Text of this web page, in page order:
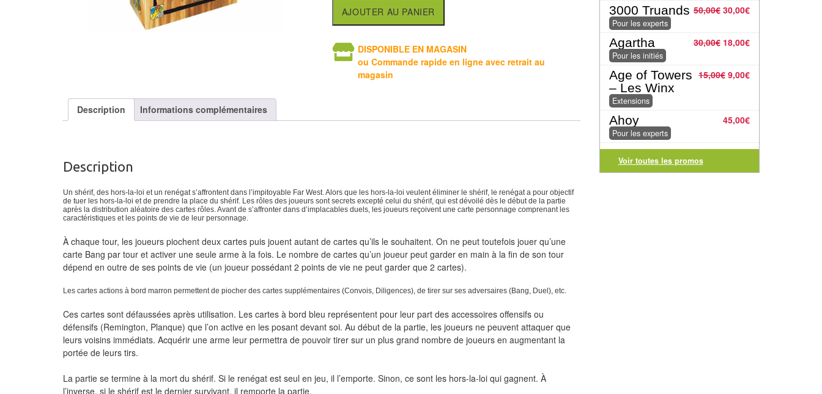
AJOUTER AU PANIER
DISPONIBLE EN MAGASIN
ou Commande rapide en ligne avec retrait au
magasin
Description Informations complémentaires
Description
Un shérif, des hors-la-loi et un renégat s’affrontent dans l’impitoyable Far West. Alors que les hors-la-loi veulent éliminer le shérif, le renégat a pour objectif
de tuer les hors-la-loi et de prendre la place du shérif. Les rôles des joueurs sont secrets excepté celui du shérif, qui est dévoilé dès le début de la partie
après la distribution aléatoire des cartes rôles. Avant de s’affronter dans d’implacables duels, les joueurs reçoivent une carte personnage comprenant les
caractéristiques et les points de vie de leur personnage.
À chaque tour, les joueurs piochent deux cartes puis jouent autant de cartes qu’ils le souhaitent. On ne peut toutefois jouer qu’une
carte Bang par tour et activer une seule arme à la fois. Le nombre de cartes qu’un joueur peut garder en main à la fin de son tour
dépend en outre de ses points de vie (un joueur possédant 2 points de vie ne peut garder que 2 cartes).
Les cartes actions à bord marron permettent de piocher des cartes supplémentaires (Convois, Diligences), de tirer sur ses adversaires (Bang, Duel), etc.
Ces cartes sont défaussées après utilisation. Les cartes à bord bleu représentent pour leur part des accessoires offensifs ou
défensifs (Remington, Planque) que l’on active en les posant devant soi. Au début de la partie, les joueurs ne peuvent attaquer que
leurs voisins immédiats. Acquérir une arme leur permettra de pouvoir tirer sur un plus grand nombre de joueurs en augmentant la
portée de leurs tirs.
La partie se termine à la mort du shérif. Si le renégat est seul en jeu, il l’emporte. Sinon, ce sont les hors-la-loi qui gagnent. À
l’inverse, si le shérif est le dernier survivant, il remporte la partie.
50,00€ 30,00€
3000 Truands
Pour les experts
30,00€ 18,00€
Agartha
Pour les initiés
15,00€ 9,00€
Age of Towers
– Les Winx
Extensions
45,00€
Ahoy
Pour les experts
Voir toutes les promos